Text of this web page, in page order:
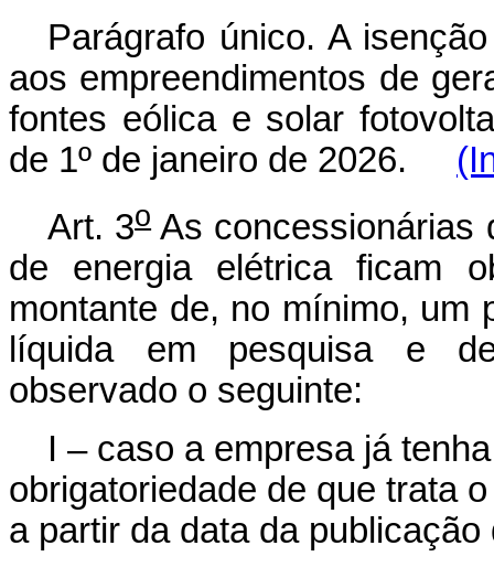
Parágrafo único. A
aos empreendimentos de
fontes eólica e solar
de 1º de janeiro de 2026.
Art. 3oAs concessionárias
de energia elétrica ficam
montante de, no mínimo, um
líquida em pesquisa e
observado o seguinte:
I – caso a empresa já
obrigatoriedade de que trata
a partir da data da publicação